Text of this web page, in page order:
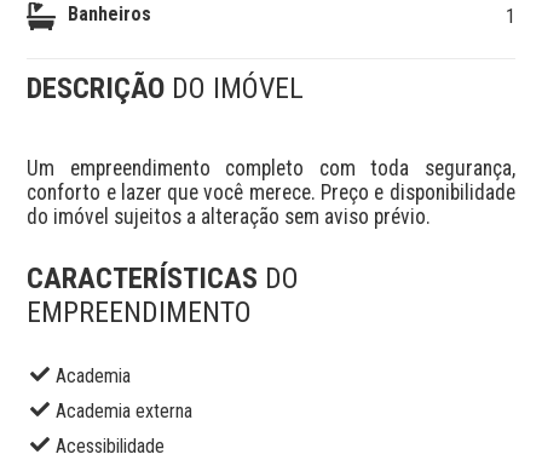
Banheiros 1
DESCRIÇÃO DO IMÓVEL
Um empreendimento completo com toda segurança,
conforto e lazer que você merece. Preço e disponibilidade
do imóvel sujeitos a alteração sem aviso prévio.
CARACTERÍSTICAS DO
EMPREENDIMENTO
Academia
Academia externa
Acessibilidade